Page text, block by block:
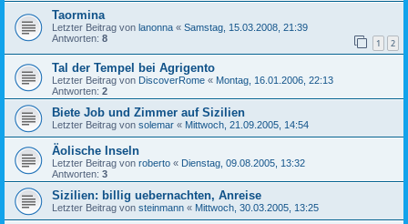
Taormina
Letzter Beitrag von lanonna « Samstag, 15.03.2008, 21:39
Antworten: 8 1 2
Tal der Tempel bei Agrigento
Letzter Beitrag von DiscoverRome « Montag, 16.01.2006, 22:13
Antworten: 2
Biete Job und Zimmer auf Sizilien
Letzter Beitrag von solemar « Mittwoch, 21.09.2005, 14:54
Äolische Inseln
Letzter Beitrag von roberto « Dienstag, 09.08.2005, 13:32
Antworten: 3
Sizilien: billig uebernachten, Anreise
Letzter Beitrag von steinmann « Mittwoch, 30.03.2005, 13:25